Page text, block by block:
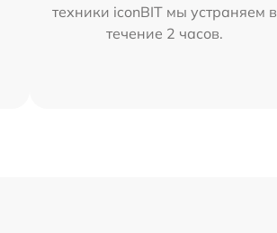
техники iconBIT мы устраняем в
течение 2 часов.